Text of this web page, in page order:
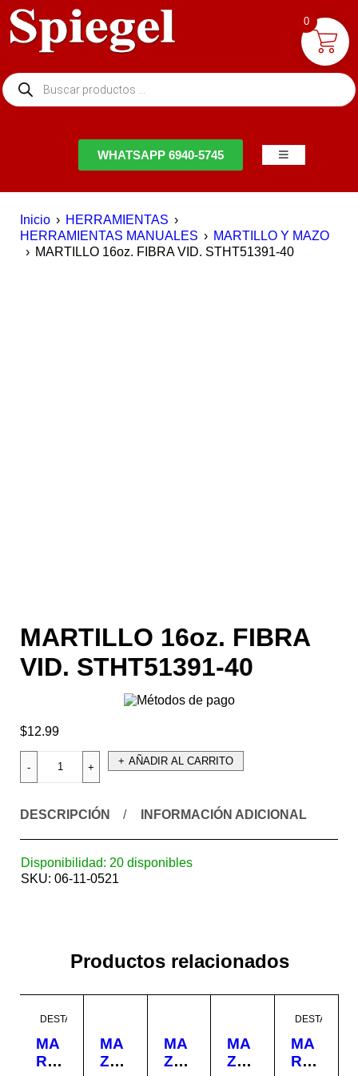
WHATSAPP 6940-5745
Inicio › HERRAMIENTAS ›
HERRAMIENTAS MANUALES › MARTILLO Y MAZO
› MARTILLO 16oz. FIBRA VID. STHT51391-40
MARTILLO 16oz. FIBRA
VID. STHT51391-40
$12.99
AÑADIR AL CARRITO
DESCRIPCIÓN INFORMACIÓN ADICIONAL
Disponibilidad: 20 disponibles
SKU: 06-11-0521
Productos relacionados
DESTACADO
MA
RTI
MA
ZO
MA
ZO
MA
ZO
DESTACADO
MA
RTI
0